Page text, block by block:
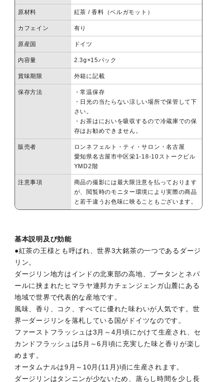
原材料 紅茶 / 香料（ベルガモット）
カフェイン 有り
原産国 ドイツ
内容量 2.3g×15パック
賞味期限 外箱に記載
保存方法
・常温保存
・日光の当たらない涼しい場所で保管して下
さい。
・お茶はにおいを吸収するので冷蔵庫での保
存はお勧めできません。
販売者
ロンネフェルト・ティ・サロン・名古屋
愛知県名古屋市中区栄1-18-10ストークビル
YMD2階
注意事項
商品の撮影には最大限注意を払っております
が、閲覧時のモニター環境により実際の商品
と若干違うお色味に映ることもございます。
基本説明及び効能
●紅茶の王様とも呼ばれ、世界3大銘茶の一つであるダージ
リン。
ダージリン地方はインドの北東部の高地、ブータンとネパ
ールに挟まれたヒマラヤ連邦カチェンジェンガ山麓にある
地域で世界で代表的な産地です。
風味、香り、コク、すべてに優れた味わいが人気です。世
界一ダージリンを落札している国がドイツなのです。
ファーストフラッシュは3月～4月頃にかけて生産され、セ
カンドフラッシュは5月～6月頃に充実した味と香りが楽し
めます。
オータムナルは9月～10月(11月)頃に生産されます。
ダージリンはタンニンが少ないため、蒸らし時間を少し長